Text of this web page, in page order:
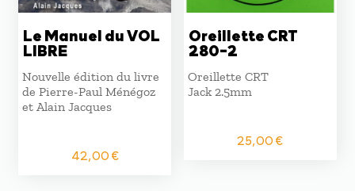
Le Manuel du VOL
LIBRE
Nouvelle édition du livre
de Pierre-Paul Ménégoz
et Alain Jacques
42,00€
Oreillette CRT
280-2
Oreillette CRT
Jack 2.5mm
25,00€